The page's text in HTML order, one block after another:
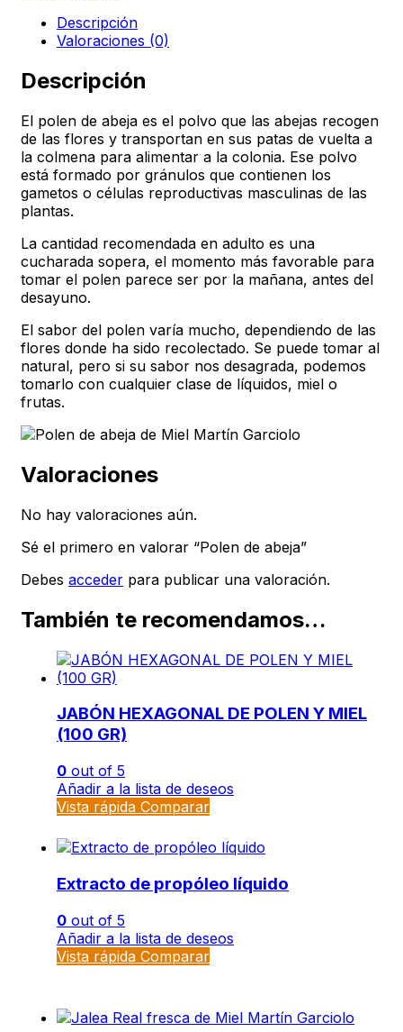
Descripción
Valoraciones (0)
Descripción
El polen de abeja es el polvo que las abejas recogen
de las flores y transportan en sus patas de vuelta a
la colmena para alimentar a la colonia. Ese polvo
está formado por gránulos que contienen los
gametos o células reproductivas masculinas de las
plantas.
La cantidad recomendada en adulto es una
cucharada sopera, el momento más favorable para
tomar el polen parece ser por la mañana, antes del
desayuno.
El sabor del polen varía mucho, dependiendo de las
flores donde ha sido recolectado. Se puede tomar al
natural, pero si su sabor nos desagrada, podemos
tomarlo con cualquier clase de líquidos, miel o
frutas.
Valoraciones
No hay valoraciones aún.
Sé el primero en valorar “Polen de abeja”
Debes acceder para publicar una valoración.
También te recomendamos…
JABÓN HEXAGONAL DE POLEN Y MIEL
(100 GR)
0 out of 5
Añadir a la lista de deseos
Vista rápida Comparar
Extracto de propóleo líquido
0 out of 5
Añadir a la lista de deseos
Vista rápida Comparar